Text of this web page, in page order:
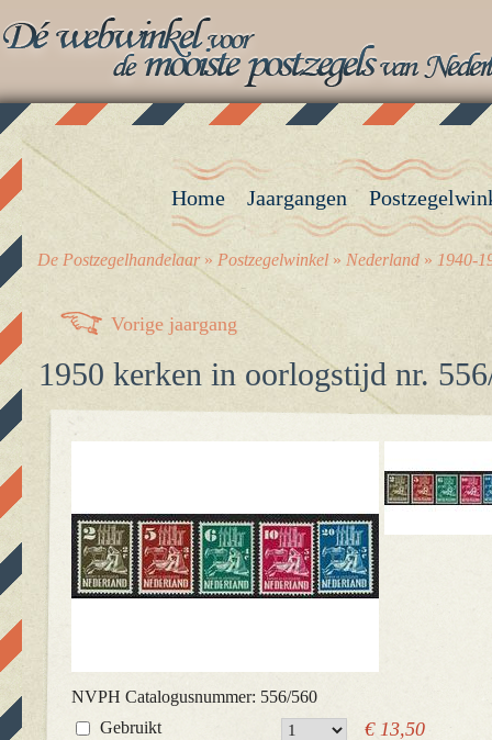
Vorige jaargang
1950 kerken in oorlogstijd nr.
NVPH Catalogusnummer: 556/560
Gebruikt
€ 13,50
Home Jaargangen
De Postzegelhandelaar» Postzegelwinkel » Nederland » 1940-